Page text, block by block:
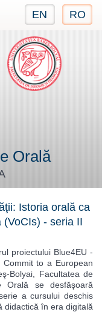
EN RO
Orală
Istoria orală ca
- seria II
proiectului Blue4EU -
Commit to a European
Bolyai, Facultatea de
Orală se desfăşoară
a cursului deschis
didactică în era digitală